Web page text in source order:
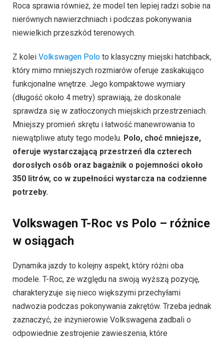
Z koleiVolkswagen Poloto klasyczny miejski hatchback,
który mimo mniejszych rozmiarów oferuje zaskakująco
(długość około 4 metry) sprawiają, że doskonale
sprawdza się w zatłoczonych miejskich przestrzeniach.
Mniejszy promień skrętu i łatwość manewrowania to
niewątpliwe atuty tego modelu.Polo, choć mniejsze,
oferuje wystarczającą przestrzeń dla czterech
dorosłych osób oraz bagażnik o pojemności około
350 litrów, co w zupełności wystarcza na codzienne
potrzeby.
Volkswagen T-Roc vs Polo – różnice
w osiągach
Dynamika jazdy to kolejny aspekt, który różni oba
modele. T-Roc, ze względu na swoją wyższą pozycję,
nadwozia podczas pokonywania zakrętów. Trzeba jednak
zaznaczyć, że inżynierowie Volkswagena zadbali o
odpowiednie zestrojenie zawieszenia, które
minimalizuje ten efekt.Polo lepiej trzyma się drogi i
zapewnia większą precyzję prowadzenia.